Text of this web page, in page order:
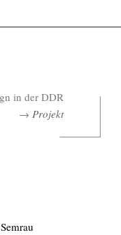
in der DDR
→ Projekt